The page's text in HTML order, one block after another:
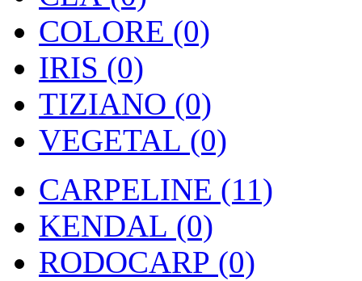
COLORE (0)
IRIS (0)
TIZIANO (0)
VEGETAL (0)
CARPELINE (11)
KENDAL (0)
RODOCARP (0)